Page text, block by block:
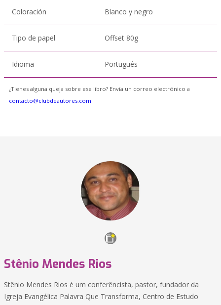
Coloración Blanco y negro
Tipo de papel Offset 80g
Idioma Portugués
¿Tienes alguna queja sobre ese libro? Envía un correo electrónico a
contacto@clubdeautores.com
Stênio Mendes Rios
Stênio Mendes Rios é um conferêncista, pastor, fundador da
Igreja Evangélica Palavra Que Transforma, Centro de Estudo